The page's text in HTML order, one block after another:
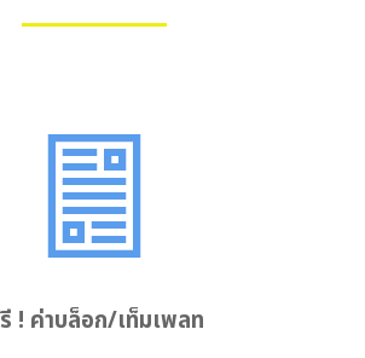
! ค่าบล็อก/เท็มเพลท